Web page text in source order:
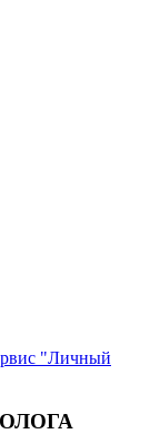
"Личный